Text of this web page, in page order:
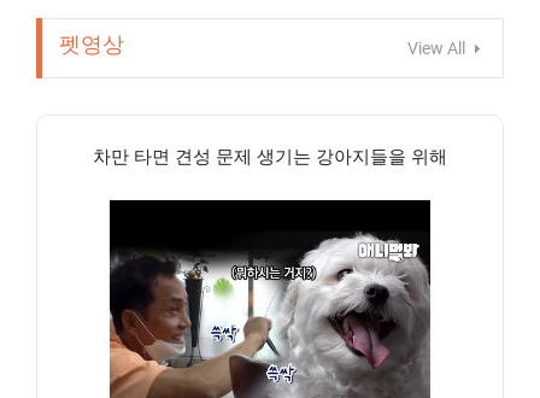
펫영상 View All
차만 타면 견성 문제 생기는 강아지들을 위해